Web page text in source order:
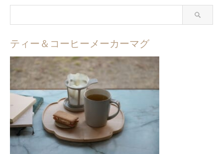
ティー＆コーヒーメーカーマグ